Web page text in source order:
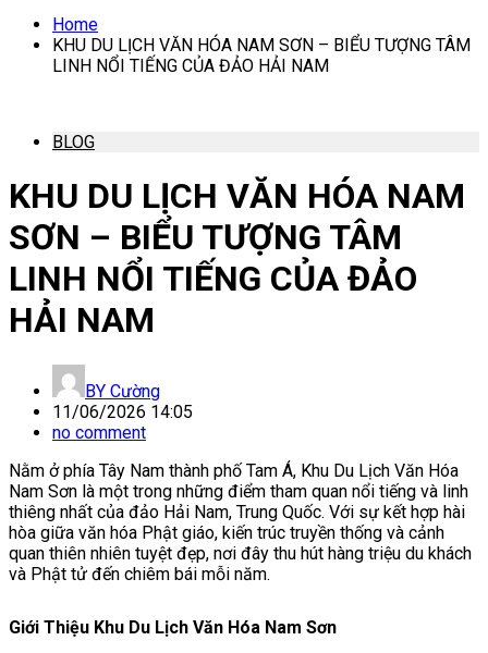
Home
KHU DU LỊCH VĂN HÓA NAM SƠN – BIỂU TƯỢNG TÂM
LINH NỔI TIẾNG CỦA ĐẢO HẢI NAM
BLOG
KHU DU LỊCH VĂN HÓA NAM
SƠN – BIỂU TƯỢNG TÂM
LINH NỔI TIẾNG CỦA ĐẢO
HẢI NAM
BY Cường
11/06/2026 14:05
no comment
Nằm ở phía Tây Nam thành phố Tam Á, Khu Du Lịch Văn Hóa
Nam Sơn là một trong những điểm tham quan nổi tiếng và linh
thiêng nhất của đảo Hải Nam, Trung Quốc. Với sự kết hợp hài
hòa giữa văn hóa Phật giáo, kiến trúc truyền thống và cảnh
quan thiên nhiên tuyệt đẹp, nơi đây thu hút hàng triệu du khách
và Phật tử đến chiêm bái mỗi năm.
Giới Thiệu Khu Du Lịch Văn Hóa Nam Sơn